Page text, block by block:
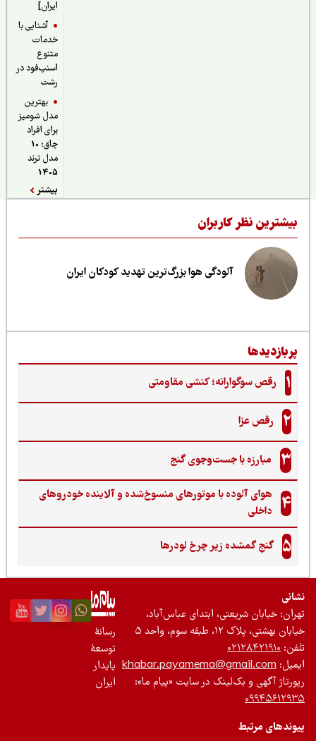
آشنایی با
خدمات
اسنپ‌فود در
بهترین
مدل شومیز
برای افراد
چاق؛ 10
مدل ترند
نظر کاربران
آلودگی هوا بزرگ‌ترین تهدید کودکان ایران
رقص سوگوارانه؛ کنشی مقاومتی
رقص عزا
مبارزه با جست‌وجوی گنج‌
هوای آلوده با موتورهای منسوخ‌شده و آلاینده خودروهای
داخلی
گنجِ گمشده زیر چرخ لودرها
خیابان شریعتی، ابتدای عباس‌آباد،
بهشتی، پلاک ۱۲، طبقه سوم، واحد ۵
۰۲۱۲۸۴۲۱۹۱۰
khabar.payamema@gmail.com
آگهی و بک‌لینک در سایت «پیام ما»:
مرتبط
رسانۀ
توسعۀ
پایدار
ایران